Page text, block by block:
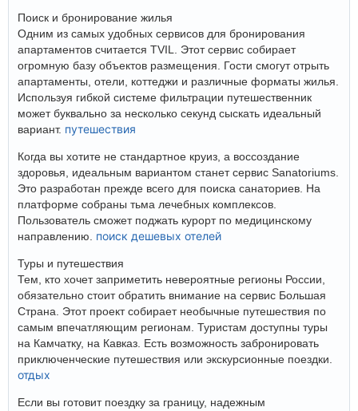
Поиск и бронирование жилья
Одним из самых удобных сервисов для бронирования
апартаментов считается TVIL. Этот сервис собирает
огромную базу объектов размещения. Гости смогут отрыть
апартаменты, отели, коттеджи и различные форматы жилья.
Используя гибкой системе фильтрации путешественник
может буквально за несколько секунд сыскать идеальный
вариант. путешествия
Когда вы хотите не стандартное круиз, а воссоздание
здоровья, идеальным вариантом станет сервис Sanatoriums.
Это разработан прежде всего для поиска санаториев. На
платформе собраны тьма лечебных комплексов.
Пользователь сможет поджать курорт по медицинскому
направлению. поиск дешевых отелей
Туры и путешествия
Тем, кто хочет заприметить невероятные регионы России,
обязательно стоит обратить внимание на сервис Большая
Страна. Этот проект собирает необычные путешествия по
самым впечатляющим регионам. Туристам доступны туры
на Камчатку, на Кавказ. Есть возможность забронировать
приключенческие путешествия или экскурсионные поездки.
отдых
Если вы готовит поездку за границу, надежным